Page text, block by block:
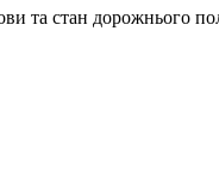
та стан дорожнього